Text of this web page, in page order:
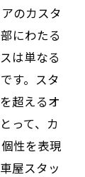
のカスタ
にわたる
は単なる
す。スタ
超えるオ
って、カ
性を表現
屋スタッ